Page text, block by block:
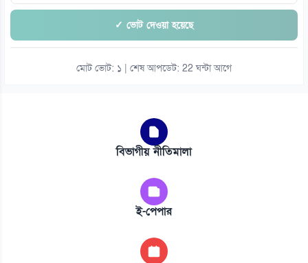
✓ ভোট দেওয়া হয়েছে
মোট ভোট: ১ | শেষ আপডেট: 22 ঘন্টা আগে
বিভাগীয় নীতিমালা
ই-পেপার